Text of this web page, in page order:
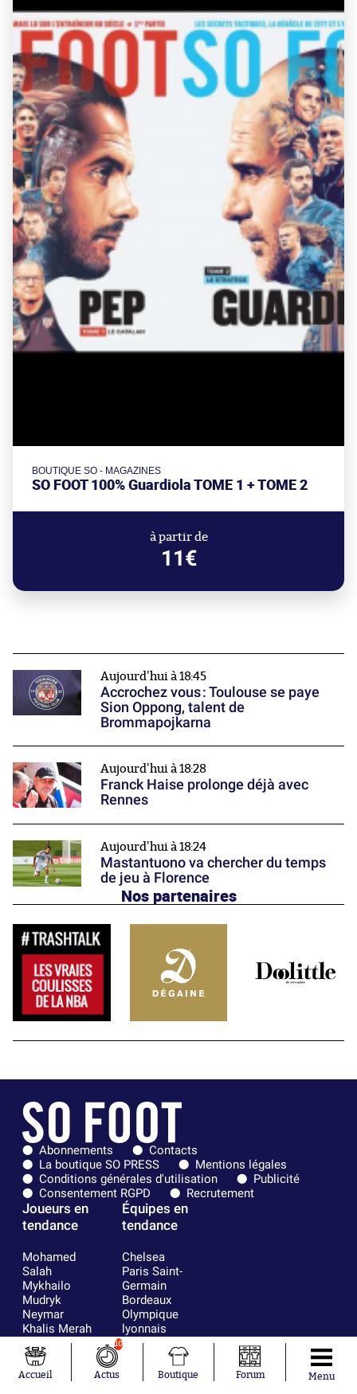
BOUTIQUE SO - MAGAZINES
SO FOOT 100% Guardiola TOME 1 + TOME 2
à partir de
11€
Aujourd'hui à 18:45
Accrochez vous : Toulouse se paye
Sion Oppong, talent de
Brommapojkarna
Aujourd'hui à 18:28
Franck Haise prolonge déjà avec
Rennes
Aujourd'hui à 18:24
Mastantuono va chercher du temps
de jeu à Florence
Nos partenaires
Abonnements
Contacts
La boutique SO PRESS
Mentions légales
Conditions générales d'utilisation
Publicité
Consentement RGPD
Recrutement
Joueurs en
tendance
Mohamed
Salah
Mykhailo
Mudryk
Neymar
Khalis Merah
Loïs Openda
Moussa
Niakhaté
Équipes en
tendance
Chelsea
Paris Saint-
Germain
Bordeaux
Olympique
lyonnais
FIFA
Real Madrid
RC Strasbourg
AC Milan
Accueil
10
Actus Boutique Forum Menu